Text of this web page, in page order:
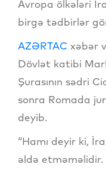
Avropa ölkələri
birgə tədbirlər
AZƏRTAC xəbər
Dövlət katibi
Şurasının sədri
sonra Romada
deyib.
“Hamı deyir ki,
əldə